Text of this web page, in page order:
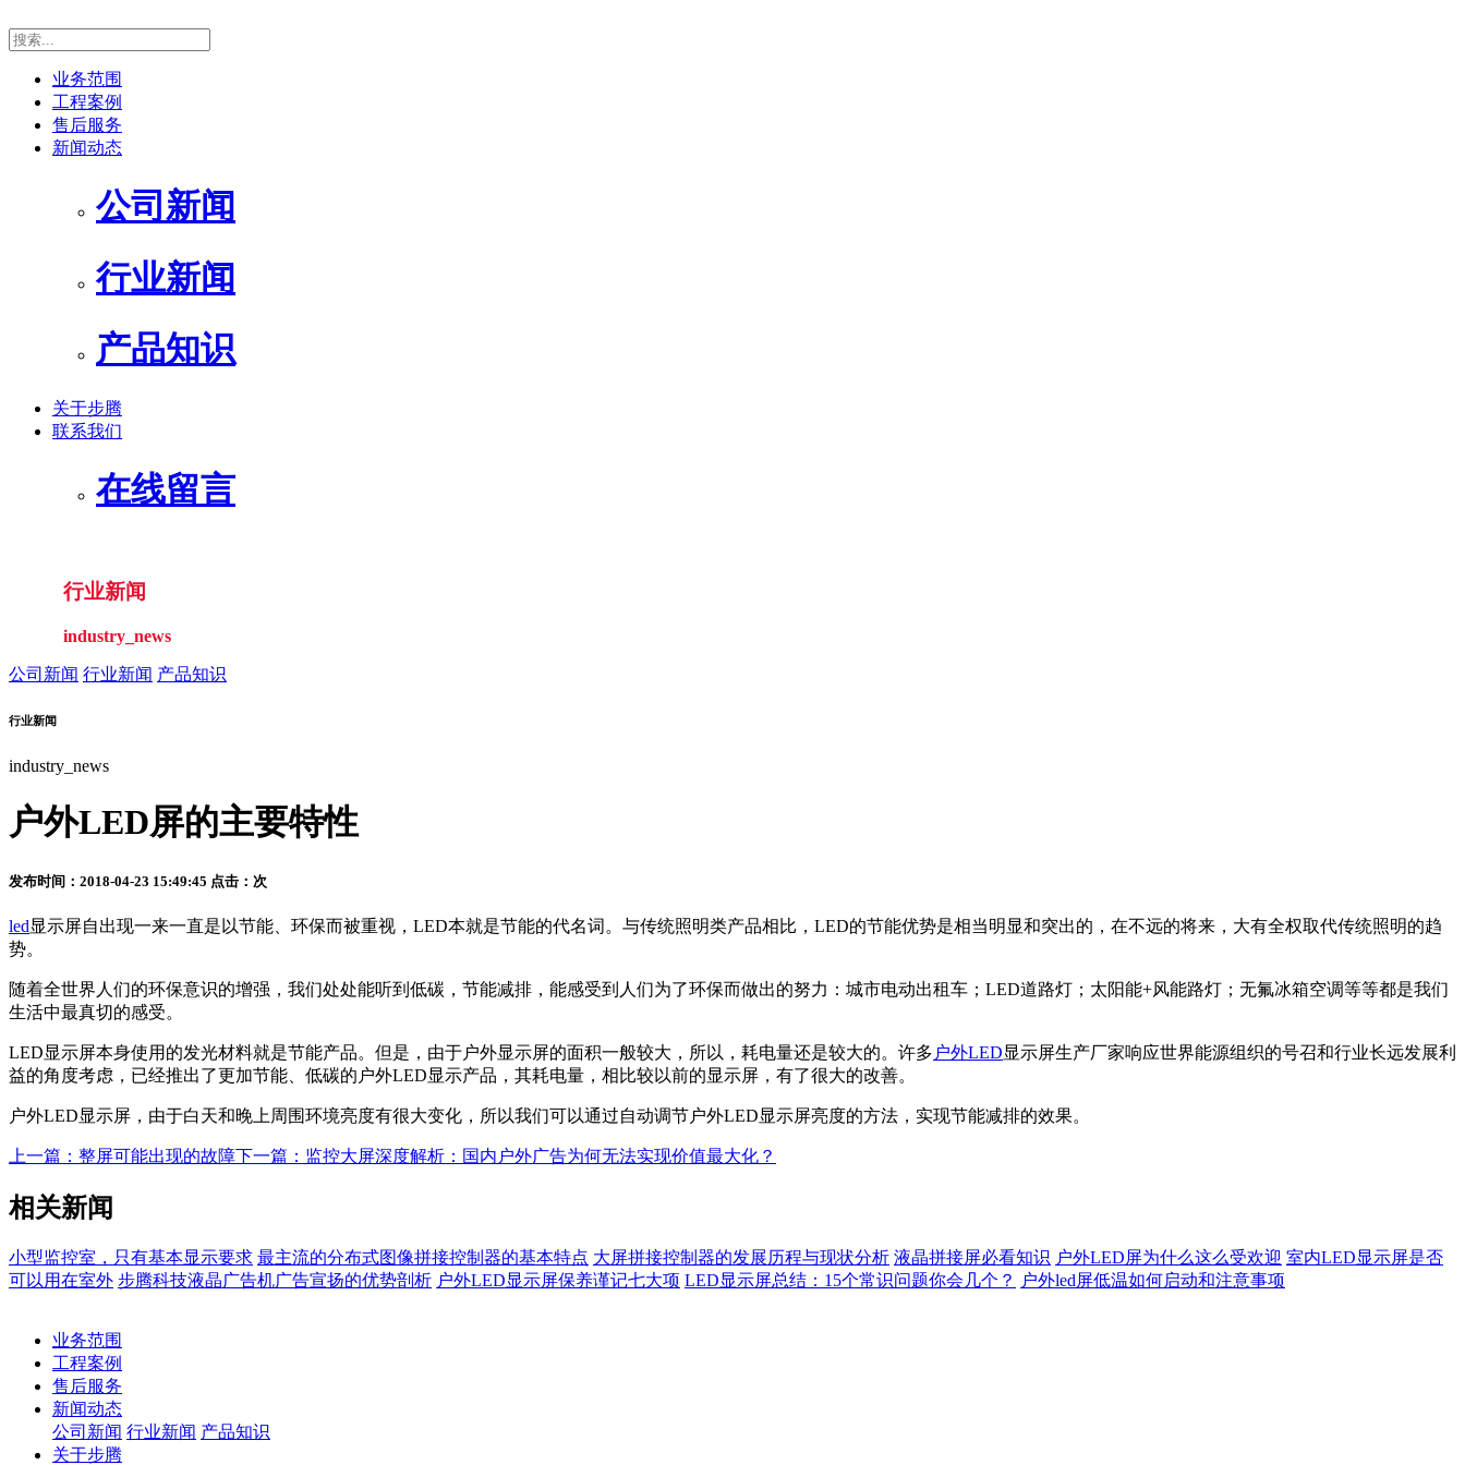
业务范围
工程案例
售后服务
新闻动态
公司新闻
行业新闻
产品知识
关于步腾
联系我们
在线留言
行业新闻
industry_news
公司新闻 行业新闻 产品知识
行业新闻
industry_news
户外LED屏的主要特性
发布时间：2018-04-23 15:49:45 点击： 次
led显示屏自出现一来一直是以节能、环保而被重视，LED本就是节能的代名词。与传统照明类产品相比，LED的节能优势是相当明显和突出的，在不远的将来，大有全权取代传统照明的趋
势。
随着全世界人们的环保意识的增强，我们处处能听到低碳，节能减排，能感受到人们为了环保而做出的努力：城市电动出租车；LED道路灯；太阳能+风能路灯；无氟冰箱空调等等都是我们
生活中最真切的感受。
LED显示屏本身使用的发光材料就是节能产品。但是，由于户外显示屏的面积一般较大，所以，耗电量还是较大的。许多 户外LED显示屏生产厂家响应世界能源组织的号召和行业长远发展利
益的角度考虑，已经推出了更加节能、低碳的户外LED显示产品，其耗电量，相比较以前的显示屏，有了很大的改善。
户外LED显示屏，由于白天和晚上周围环境亮度有很大变化，所以我们可以通过自动调节户外LED显示屏亮度的方法，实现节能减排的效果。
上一篇：整屏可能出现的故障下一篇：监控大屏深度解析：国内户外广告为何无法实现价值最大化？
相关新闻
小型监控室，只有基本显示要求 最主流的分布式图像拼接控制器的基本特点 大屏拼接控制器的发展历程与现状分析 液晶拼接屏必看知识 户外LED屏为什么这么受欢迎 室内LED显示屏是否
可以用在室外 步腾科技液晶广告机广告宣扬的优势剖析 户外LED显示屏保养谨记七大项 LED显示屏总结：15个常识问题你会几个？ 户外led屏低温如何启动和注意事项
业务范围
工程案例
售后服务
新闻动态
公司新闻 行业新闻 产品知识
关于步腾